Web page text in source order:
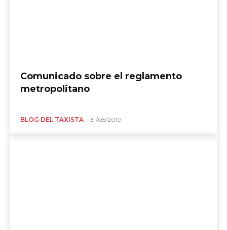
Comunicado sobre el reglamento
metropolitano
BLOG DEL TAXISTA 31/05/2019